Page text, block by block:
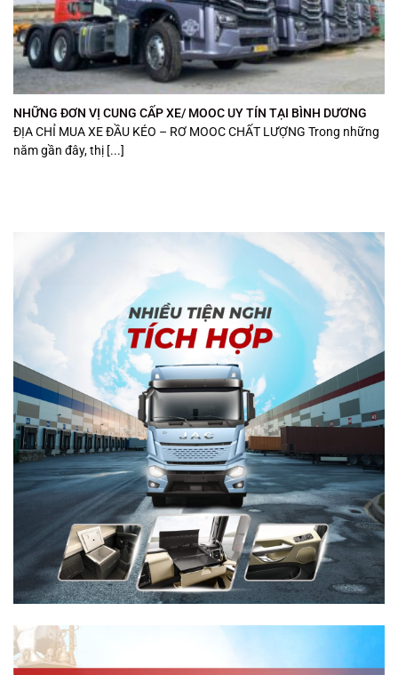
NHỮNG ĐƠN VỊ CUNG CẤP XE/ MOOC UY TÍN TẠI BÌNH DƯƠNG
ĐỊA CHỈ MUA XE ĐẦU KÉO – RƠ MOOC CHẤT LƯỢNG Trong những
năm gần đây, thị [...]